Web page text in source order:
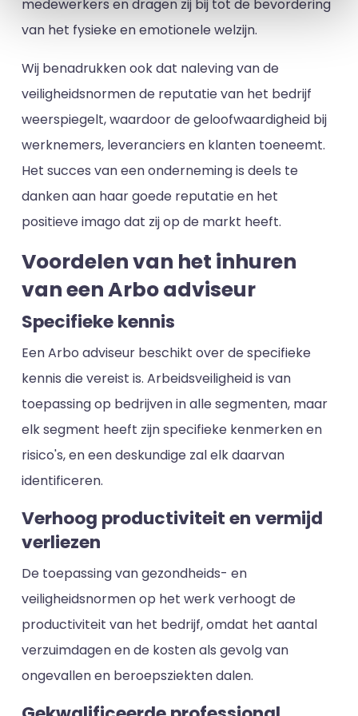
medewerkers en dragen zij bij tot de bevordering
van het fysieke en emotionele welzijn.
Wij benadrukken ook dat naleving van de
veiligheidsnormen de reputatie van het bedrijf
weerspiegelt, waardoor de geloofwaardigheid bij
werknemers, leveranciers en klanten toeneemt.
Het succes van een onderneming is deels te
danken aan haar goede reputatie en het
positieve imago dat zij op de markt heeft.
Voordelen van het inhuren
van een Arbo adviseur
Specifieke kennis
Een Arbo adviseur beschikt over de specifieke
kennis die vereist is. Arbeidsveiligheid is van
toepassing op bedrijven in alle segmenten, maar
elk segment heeft zijn specifieke kenmerken en
risico's, en een deskundige zal elk daarvan
identificeren.
Verhoog productiviteit en vermijd
verliezen
De toepassing van gezondheids- en
veiligheidsnormen op het werk verhoogt de
productiviteit van het bedrijf, omdat het aantal
verzuimdagen en de kosten als gevolg van
ongevallen en beroepsziekten dalen.